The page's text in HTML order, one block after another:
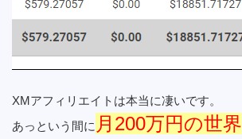
XMアフィリエイトは本当に凄いです。
あっという間に 月200万円の世界